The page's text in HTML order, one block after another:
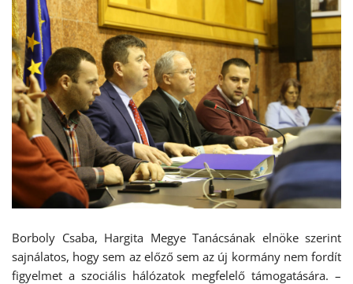
Borboly Csaba, Hargita Megye Tanácsának elnöke szerint
sajnálatos, hogy sem az előző sem az új kormány nem fordít
figyelmet a szociális hálózatok megfelelő támogatására. –